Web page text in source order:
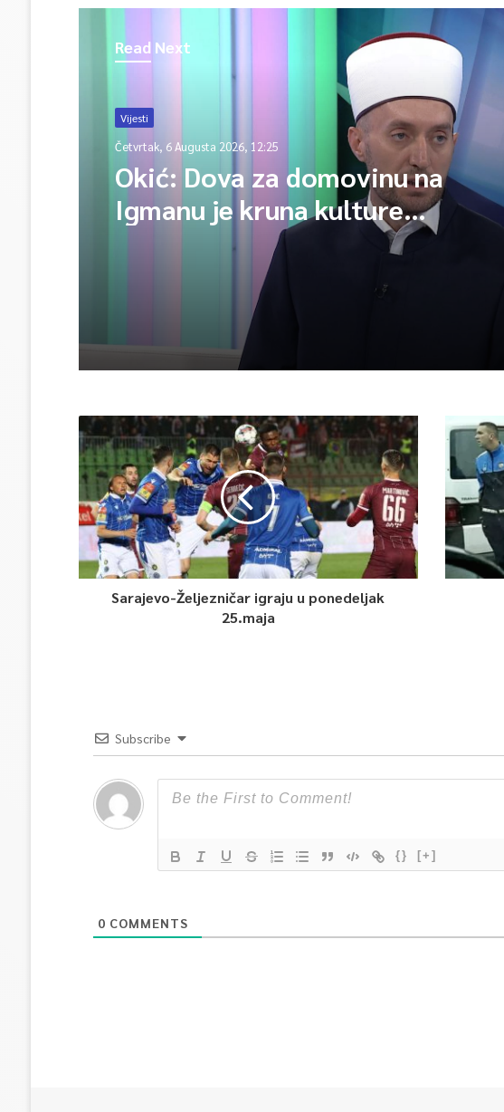
Read Next
Vijesti
Četvrtak, 6 Augusta 2026, 12:25
Okić: Dova za domovinu na
Igmanu je kruna kulture
sjećanja i poruka jedinstva
Sarajevo-Željezničar igraju u ponedeljak
25.maja
Subscribe
{} [+]
0 COMMENTS